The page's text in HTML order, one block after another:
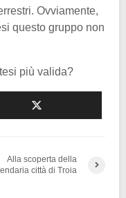
Ovviamente,
questo gruppo non
più valida?
Alla scoperta della
città di Troia